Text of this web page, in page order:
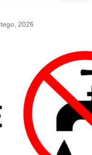
2026